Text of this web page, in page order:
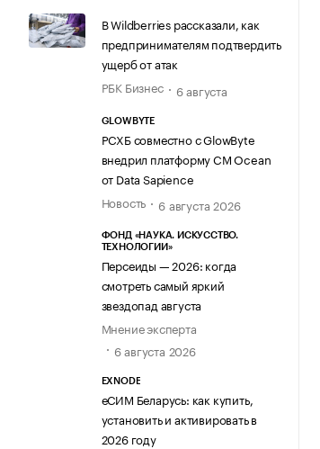
В Wildberries рассказали, как
предпринимателям подтвердить
ущерб от атак
РБК Бизнес
6 августа
GLOWBYTE
РСХБ совместно с GlowByte
внедрил платформу CM Ocean
от Data Sapience
Новость
6 августа 2026
ФОНД «НАУКА. ИСКУССТВО.
ТЕХНОЛОГИИ»
Персеиды — 2026: когда
смотреть самый яркий
звездопад августа
Мнение эксперта
6 августа 2026
EXNODE
еСИМ Беларусь: как купить,
установить и активировать в
2026 году